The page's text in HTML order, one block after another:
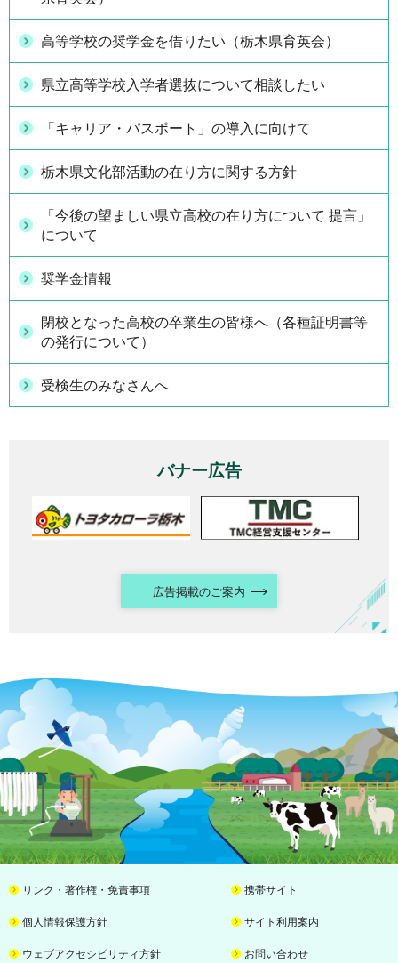
高等学校の奨学金を借りたい（栃木県育英会）
県立高等学校入学者選抜について相談したい
「キャリア・パスポート」の導入に向けて
栃木県文化部活動の在り方に関する方針
「今後の望ましい県立高校の在り方について 提言」
について
奨学金情報
閉校となった高校の卒業生の皆様へ（各種証明書等
の発行について）
受検生のみなさんへ
バナー広告
広告掲載のご案内
リンク・著作権・免責事項 携帯サイト
個人情報保護方針 サイト利用案内
ウェブアクセシビリティ方針 お問い合わせ